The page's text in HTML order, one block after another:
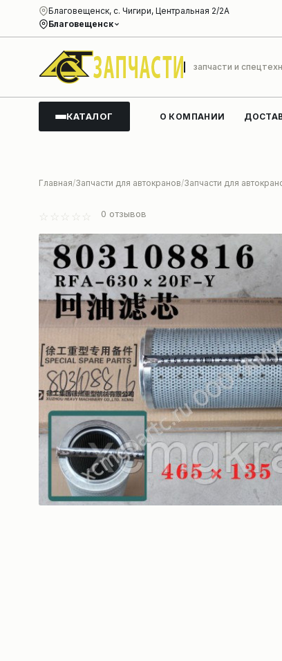
Благовещенск
Благовещенск, с. Чигири, Центральная 2/2А
запчасти и
КАТАЛОГ О КОМПАНИИ
Главная Запчасти для автокранов Запчасти для
0 отзывов